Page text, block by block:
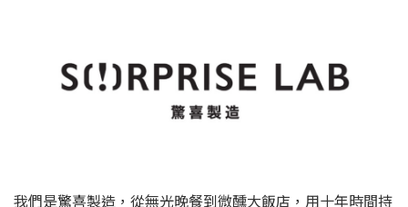
我們是驚喜製造，從無光晚餐到微醺大飯店，用十年時間持